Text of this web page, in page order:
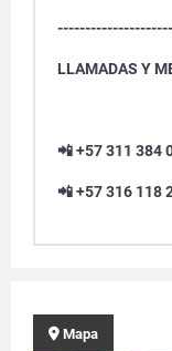
LLAMADAS Y
📲 +57 311 384
📲 +57 316 118
Mapa